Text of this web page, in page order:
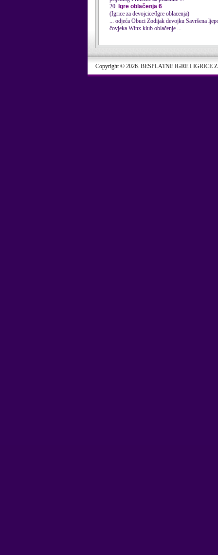
20. Igre oblačenja 6
(Igrice za devojcice/Igre oblacenja)
čovjeka Winx klub oblačenje ...
Copyright © 2026. BESPLATNE IGRE I IGRICE